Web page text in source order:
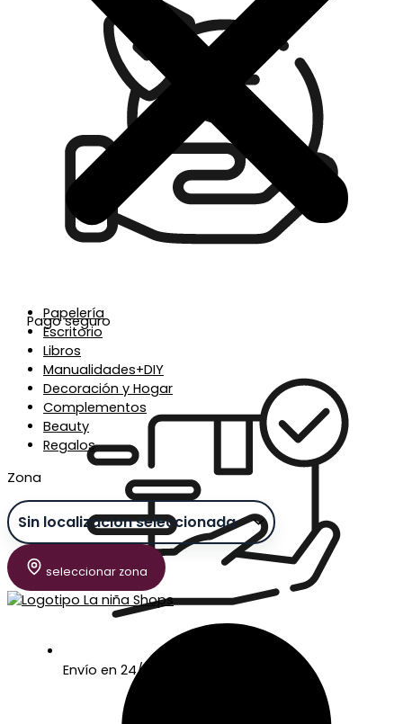
Papelería
Escritorio
Libros
Manualidades+DIY
Decoración y Hogar
Complementos
Beauty
Regalos
Zona
seleccionar zona
Pago seguro
Envío en 24/48 horas laborables